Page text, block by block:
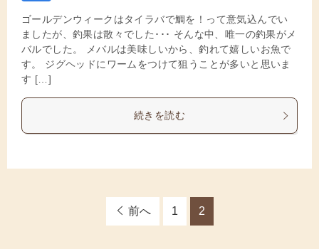
ゴールデンウィークはタイラバで鯛を！って意気込んでい
ましたが、釣果は散々でした･･･ そんな中、唯一の釣果がメ
バルでした。 メバルは美味しいから、釣れて嬉しいお魚で
す。 ジグヘッドにワームをつけて狙うことが多いと思いま
す […]
続きを読む
前へ 1 2